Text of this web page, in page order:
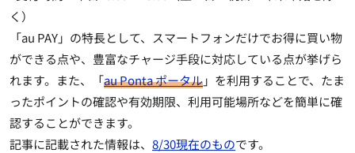
く）
「au PAY」の特長として、スマートフォンだけでお得に買い物
ができる点や、豊富なチャージ手段に対応している点が挙げら
れます。また、「au Ponta ポータル」を利用することで、たま
ったポイントの確認や有効期限、利用可能場所などを簡単に確
認することができます。
記事に記載された情報は、 8/30現在のものです。